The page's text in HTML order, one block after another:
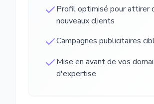
Profil optimisé pour attirer
nouveaux clients
Campagnes publicitaires
Mise en avant de vos
d'expertise